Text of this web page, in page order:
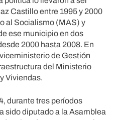
Castillo entre 1995 y 2000
al Socialismo (MAS) y
ese municipio en dos
2000 hasta 2008. En
de Gestión
del Ministerio
Viviendas.
durante tres períodos
sido diputado a la Asamblea